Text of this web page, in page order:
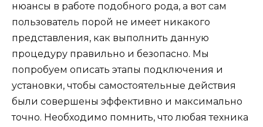
нюансы в работе подобного рода, а вот сам
пользователь порой не имеет никакого
представления, как выполнить данную
процедуру правильно и безопасно. Мы
попробуем описать этапы подключения и
установки, чтобы самостоятельные действия
были совершены эффективно и максимально
точно. Необходимо помнить, что любая техника